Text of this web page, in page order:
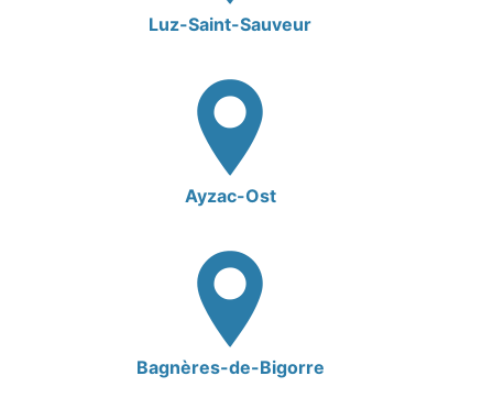
Luz-Saint-Sauveur
Ayzac-Ost
Bagnères-de-Bigorre